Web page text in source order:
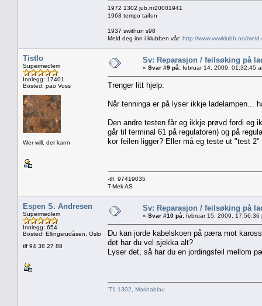
1972 1302 jub.nr20001941
1963 tempo taifun
1937 swithun s98
Meld deg inn i klubben vår: http://www.vvwklubb.no/
Tistlo
Supermedlem
Innlegg: 17401
Bosted: pao Voss
Wer will, der kann
Sv: Reparasjon / feilsøking på
« Svar #9 på: februar 14, 2009, 01:32:45
Trenger litt hjelp:
Når tenninga er på lyser ikkje ladelampen...
Den andre testen får eg ikkje prøvd fordi eg
går til terminal 61 på regulatoren) og på
kor feilen ligger? Eller må eg teste ut "test 2"
-tlf. 97419035
T-Mek AS
Espen S. Andresen
Supermedlem
Innlegg: 654
Bosted: Ellingsrudåsen, Oslo
tlf 94 38 27 88
Sv: Reparasjon / feilsøking på
« Svar #10 på: februar 15, 2009, 17:56:36
Du kan jorde kabelskoen på pæra mot
det har du vel sjekka alt?
Lyser det, så har du en jordingsfeil mellom
'71 1302, Marinablau